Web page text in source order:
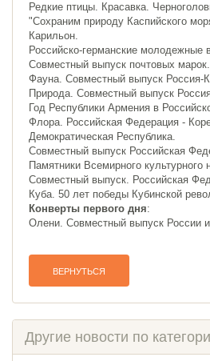
Редкие птицы. Красавка.
"Сохраним природу Каспийского
Карильон.
Российско-германские молодежные
Совместный выпуск почтовых
Фауна. Совместный выпуск Россия-
Природа. Совместный выпуск
Год Республики Армения в
Флора. Российская Федерация -
Демократическая Республика.
Совместный выпуск Российская
Памятники Всемирного культурного
Совместный выпуск. Российская
Куба. 50 лет победы Кубинской
Конверты первого дня:
Олени. Совместный выпуск России
ВЕРНУТЬСЯ
Другие новости по